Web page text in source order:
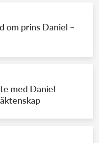
om prins Daniel –
med Daniel